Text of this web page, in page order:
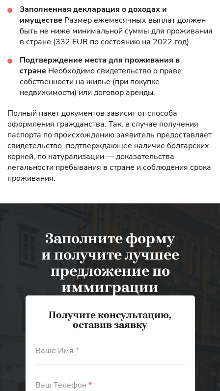
Заполненная декларация о доходах и
имуществе Размер ежемесячных выплат должен
быть не ниже минимальной суммы для проживания
в стране (332 EUR по состоянию на 2022 год).
Подтверждение места для проживания в
стране Необходимо свидетельство о праве
собственности на жилье (при покупке
недвижимости) или договор аренды.
Полный пакет документов зависит от способа
оформления гражданства. Так, в случае получения
паспорта по происхождению заявитель предоставляет
свидетельство, подтверждающее наличие болгарских
корней, по натурализации — доказательства
легальности пребывания в стране и соблюдения срока
проживания.
Заполните форму
и получите лучшее
предложение по
иммиграции
Получите консультацию,
оставив заявку
Ваше Имя *
Ваш Телефон *